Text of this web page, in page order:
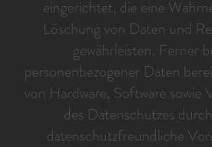
eingerichtet, die eine
Löschung von Daten und
gewährleisten. Ferner
personenbezogener Daten
von Hardware, Software sowie
des Datenschutzes
datenschutzfreundliche